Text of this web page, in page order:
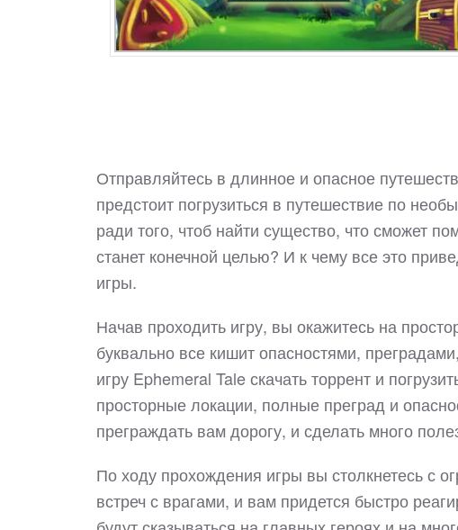
Отправляйтесь в длинное и опасное
предстоит погрузиться в путешествие по
ради того, чтоб найти существо, что сможет
станет конечной целью? И к чему все это
игры.
Начав проходить игру, вы окажитесь на
буквально все кишит опасностями,
игру Ephemeral Tale скачать торрент и
просторные локации, полные преград и
преграждать вам дорогу, и сделать много
По ходу прохождения игры вы столкнетесь с
встреч с врагами, и вам придется быстро